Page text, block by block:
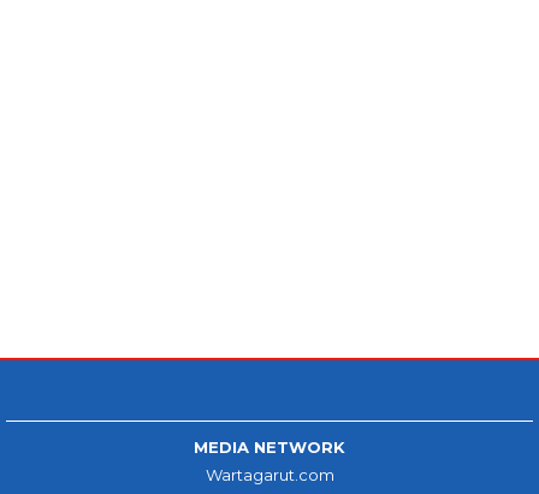
MEDIA NETWORK
Wartagarut.com